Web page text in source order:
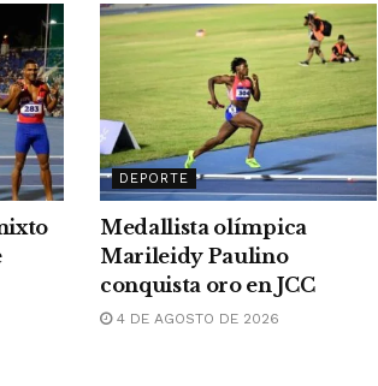
DEPORTE
Medallista olímpica
Marileidy Paulino
conquista oro en JCC
4 DE AGOSTO DE 2026